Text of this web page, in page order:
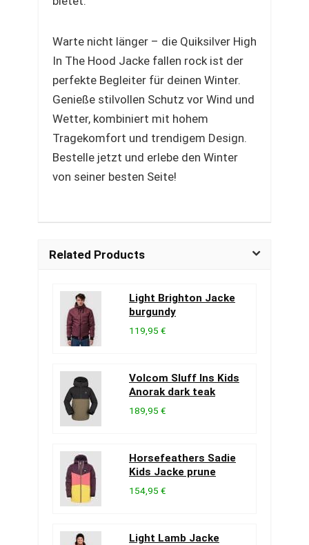
Warte nicht länger – die Quiksilver High
In The Hood Jacke fallen rock ist der
perfekte Begleiter für deinen Winter.
Genieße stilvollen Schutz vor Wind und
Wetter, kombiniert mit hohem
Tragekomfort und trendigem Design.
Bestelle jetzt und erlebe den Winter
von seiner besten Seite!
Related Products
Light Brighton Jacke
burgundy
119,95 €
Volcom Sluff Ins Kids
Anorak dark teak
189,95 €
Horsefeathers Sadie
Kids Jacke prune
154,95 €
Light Lamb Jacke